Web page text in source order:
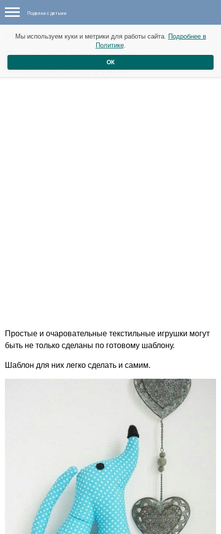
Поделки с детьми
Новые материалы от 26 января
Простые и очаровательные
текстильные игрушки
Простые и очаровательные текстильные игрушки могут
быть не только сделаны по готовому шаблону.
Шаблон для них легко сделать и самим.
Мы используем куки и метрики для работы сайта. Подробнее в
Политике.
ОК